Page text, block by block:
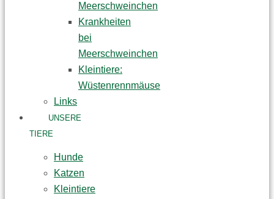
Meerschweinchen
Krankheiten
bei
Meerschweinchen
Kleintiere:
Wüstenrennmäuse
Links
UNSERE
TIERE
Hunde
Katzen
Kleintiere